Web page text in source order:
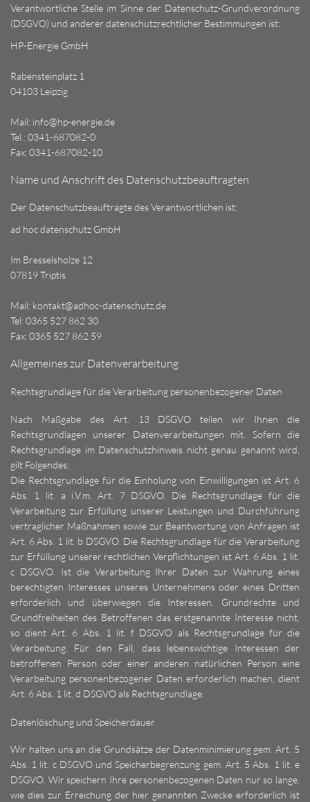
Verantwortliche Stelle im Sinne der Datenschutz-Grundverordnung
(DSGVO) und anderer datenschutzrechtlicher Bestimmungen ist:
HP-Energie GmbH
Rabensteinplatz 1
04103 Leipzig
Mail: info@hp-energie.de
Tel.: 0341-687082-0
Fax: 0341-687082-10
Name und Anschrift des Datenschutzbeauftragten
Der Datenschutzbeauftragte des Verantwortlichen ist:
ad hoc datenschutz GmbH
Im Bresselsholze 12
07819 Triptis
Mail: kontakt@adhoc-datenschutz.de
Tel: 0365 527 862 30
Fax: 0365 527 862 59
Allgemeines zur Datenverarbeitung
Rechtsgrundlage für die Verarbeitung personenbezogener Daten
Nach Maßgabe des Art. 13 DSGVO teilen wir Ihnen die
Rechtsgrundlagen unserer Datenverarbeitungen mit. Sofern die
Rechtsgrundlage im Datenschutzhinweis nicht genau genannt wird,
gilt Folgendes:
Die Rechtsgrundlage für die Einholung von Einwilligungen ist Art. 6
Abs. 1 lit. a i.V.m. Art. 7 DSGVO. Die Rechtsgrundlage für die
Verarbeitung zur Erfüllung unserer Leistungen und Durchführung
vertraglicher Maßnahmen sowie zur Beantwortung von Anfragen ist
Art. 6 Abs. 1 lit. b DSGVO. Die Rechtsgrundlage für die Verarbeitung
zur Erfüllung unserer rechtlichen Verpflichtungen ist Art. 6 Abs. 1 lit.
c DSGVO. Ist die Verarbeitung Ihrer Daten zur Wahrung eines
berechtigten Interesses unseres Unternehmens oder eines Dritten
erforderlich und überwiegen die Interessen, Grundrechte und
Grundfreiheiten des Betroffenen das erstgenannte Interesse nicht,
so dient Art. 6 Abs. 1 lit. f DSGVO als Rechtsgrundlage für die
Verarbeitung. Für den Fall, dass lebenswichtige Interessen der
betroffenen Person oder einer anderen natürlichen Person eine
Verarbeitung personenbezogener Daten erforderlich machen, dient
Art. 6 Abs. 1 lit. d DSGVO als Rechtsgrundlage.
Datenlöschung und Speicherdauer
Wir halten uns an die Grundsätze der Datenminimierung gem. Art. 5
Abs. 1 lit. c DSGVO und Speicherbegrenzung gem. Art. 5 Abs. 1 lit. e
DSGVO. Wir speichern Ihre personenbezogenen Daten nur so lange,
wie dies zur Erreichung der hier genannten Zwecke erforderlich ist